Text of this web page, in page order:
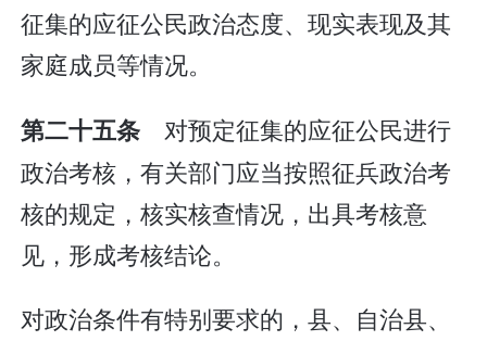
征集的应征公民政治态度、现实表现及其
家庭成员等情况。
第二十五条 对预定征集的应征公民进行
政治考核，有关部门应当按照征兵政治考
核的规定，核实核查情况，出具考核意
见，形成考核结论。
对政治条件有特别要求的，县、自治县、